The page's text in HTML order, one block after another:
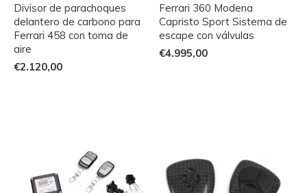
Divisor de parachoques
delantero de carbono para
Ferrari 458 con toma de
aire
€2.120,00
Ferrari 360 Modena
Capristo Sport Sistema de
escape con válvulas
€4.995,00